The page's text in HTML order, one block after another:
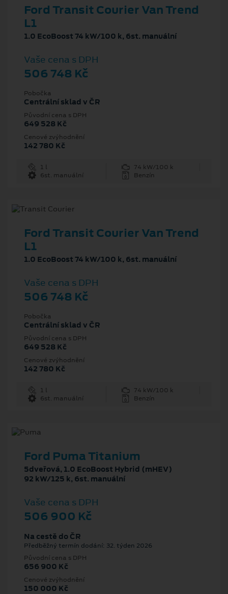
Ford Transit Courier Van Trend
L1
1.0 EcoBoost 74 kW/100 k, 6st. manuální
Vaše cena s DPH
506 748 Kč
Pobočka
Centrální sklad v ČR
Původní cena s DPH
649 528 Kč
Cenové zvýhodnění
142 780 Kč
1 l
74 kW/100 k
6st. manuální
Benzín
Ford Transit Courier Van Trend
L1
1.0 EcoBoost 74 kW/100 k, 6st. manuální
Vaše cena s DPH
506 748 Kč
Pobočka
Centrální sklad v ČR
Původní cena s DPH
649 528 Kč
Cenové zvýhodnění
142 780 Kč
1 l
74 kW/100 k
6st. manuální
Benzín
Ford Puma Titanium
5dveřová, 1.0 EcoBoost Hybrid (mHEV)
92 kW/125 k, 6st. manuální
Vaše cena s DPH
506 900 Kč
Na cestě do ČR
Předběžný termín dodání: 32. týden 2026
Původní cena s DPH
656 900 Kč
Cenové zvýhodnění
150 000 Kč